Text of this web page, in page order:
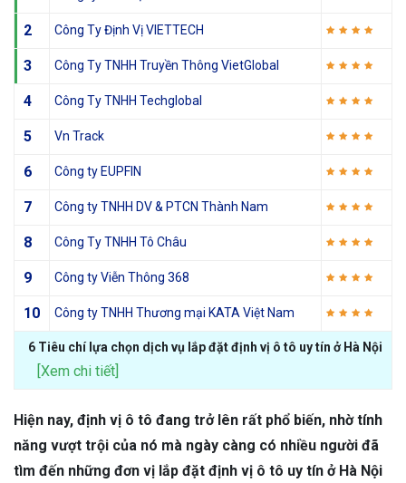
2 Công Ty Định Vị VIETTECH
3 Công Ty TNHH Truyền Thông VietGlobal
4 Công Ty TNHH Techglobal
5 Vn Track
6 Công ty EUPFIN
7 Công ty TNHH DV & PTCN Thành Nam
8 Công Ty TNHH Tô Châu
9 Công ty Viễn Thông 368
10 Công ty TNHH Thương mại KATA Việt Nam
6 Tiêu chí lựa chọn dịch vụ lắp đặt định vị ô tô uy tín ở Hà Nội
[Xem chi tiết]
Hiện nay, định vị ô tô đang trở lên rất phổ biến, nhờ tính
năng vượt trội của nó mà ngày càng có nhiều người đã
tìm đến những đơn vị lắp đặt định vị ô tô uy tín ở Hà Nội